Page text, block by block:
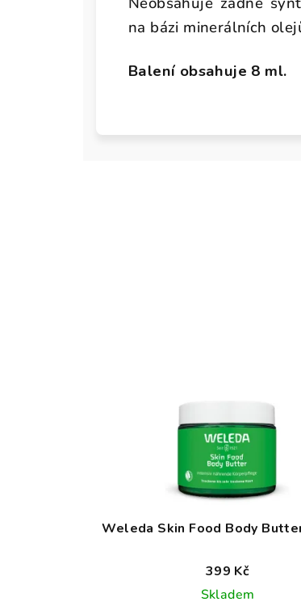
na bázi minerálních
Balení obsahuje 8 ml.
Weleda Skin Food Body
399 Kč
Skladem